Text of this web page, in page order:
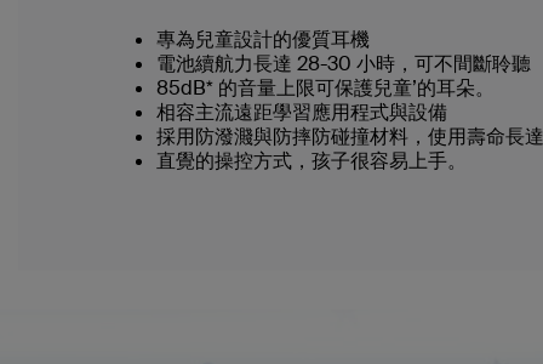
專為兒童設計的優質耳機
電池續航力長達 28-30 小時，可不間斷聆聽
85dB* 的音量上限可保護兒童’的耳朵。
相容主流遠距學習應用程式與設備
採用防潑濺與防摔防碰撞材料，使用壽命長
直覺的操控方式，孩子很容易上手。